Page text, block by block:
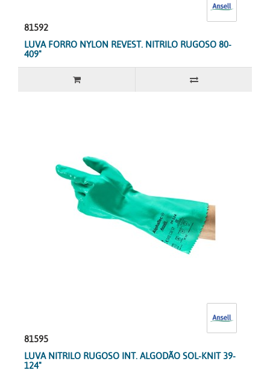
81592
LUVA FORRO NYLON REVEST. NITRILO RUGOSO 80-
409"
81595
LUVA NITRILO RUGOSO INT. ALGODÃO SOL-KNIT 39-
124"